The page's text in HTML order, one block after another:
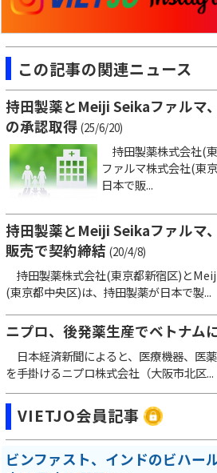
この記事の関連ニュース
持田製薬とMeiji Seikaファルマ
の承認取得 (25/6/20)
持田製薬株式会社(
ファルマ株式会社(東
日本で販...
持田製薬とMeiji Seikaファルマ
販売で契約締結 (20/4/8)
持田製薬株式会社(東京都新宿区)と
(東京都中央区)は、持田製薬が日本で製...
ニプロ、後発薬生産でベトナム
日本経済新聞によると、医療機器、医
を手掛けるニプロ株式会社（大阪市北区...
VIETJO会員記事
ビンファスト、インドのビハ